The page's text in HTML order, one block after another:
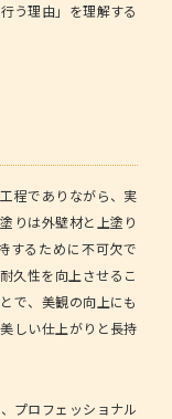
う理由」を理解する
程でありながら、実
りは外壁材と上塗り
するために不可欠で
久性を向上させるこ
で、美観の向上にも
しい仕上がりと長持
プロフェッショナル